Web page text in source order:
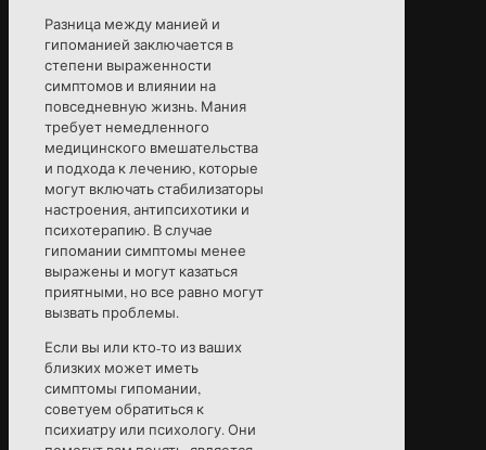
Разница между манией и
гипоманией заключается в
степени выраженности
симптомов и влиянии на
повседневную жизнь. Мания
требует немедленного
медицинского вмешательства
и подхода к лечению, которые
могут включать стабилизаторы
настроения, антипсихотики и
психотерапию. В случае
гипомании симптомы менее
выражены и могут казаться
приятными, но все равно могут
вызвать проблемы.
Если вы или кто-то из ваших
близких может иметь
симптомы гипомании,
советуем обратиться к
психиатру или психологу. Они